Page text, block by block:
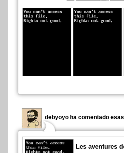
debyoyo ha comentado
Les aventures